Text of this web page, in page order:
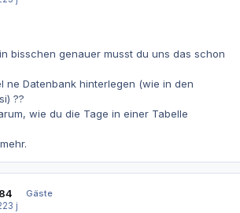
bisschen genauer musst du uns das schon
ne Datenbank hinterlegen (wie in den
??
wie du die Tage in einer Tabelle
Gäste
23 j